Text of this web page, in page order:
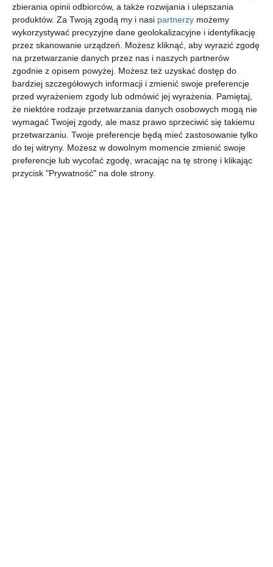
zbierania opinii odbiorców, a także rozwijania i ulepszania
produktów. Za Twoją zgodą my i nasi partnerzy możemy
wykorzystywać precyzyjne dane geolokalizacyjne i identyfikację
przez skanowanie urządzeń. Możesz kliknąć, aby wyrazić zgodę
na przetwarzanie danych przez nas i naszych partnerów
zgodnie z opisem powyżej. Możesz też uzyskać dostęp do
bardziej szczegółowych informacji i zmienić swoje preferencje
przed wyrażeniem zgody lub odmówić jej wyrażenia.
Pamiętaj,
że niektóre rodzaje przetwarzania danych osobowych mogą nie
wymagać Twojej zgody, ale masz prawo sprzeciwić się takiemu
przetwarzaniu. Twoje preferencje będą mieć zastosowanie tylko
do tej witryny. Możesz w dowolnym momencie zmienić swoje
preferencje lub wycofać zgodę, wracając na tę stronę i klikając
przycisk "Prywatność" na dole strony.
Aranżacja kuchni w stylu amerykańskim z dużą wyspą.
AUTOR:KLUDI
DODAJ DO ULUBIONYCH
UDOSTĘPNIJ
Pozostałe zdjęcia w projekcie:KLUDI TRENDO - rodzaj
baterii najczęściej wybierany do kuchni